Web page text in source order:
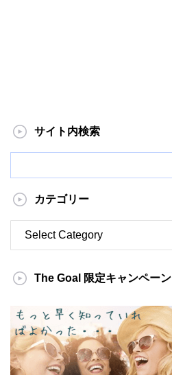
サイト内検索
カテゴリー
The Goal 限定キャンペーン